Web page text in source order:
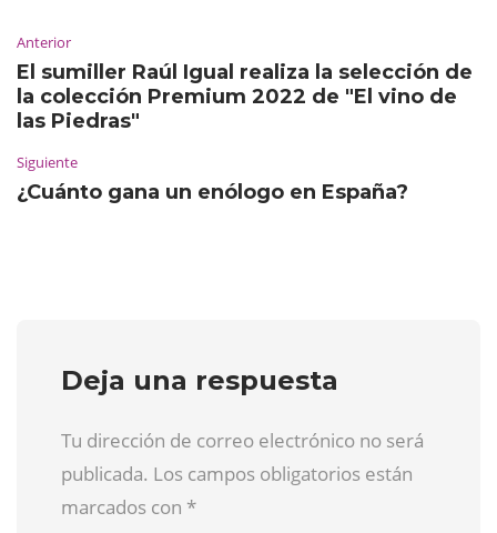
Anterior
El sumiller Raúl Igual realiza la selección de
la colección Premium 2022 de "El vino de
las Piedras"
Siguiente
¿Cuánto gana un enólogo en España?
Deja una respuesta
Tu dirección de correo electrónico no será
publicada. Los campos obligatorios están
marcados con *